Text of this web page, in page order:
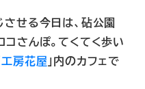
せる今日は、砧公園
さんぽ。てくてく歩い
工房花屋」内のカフェで